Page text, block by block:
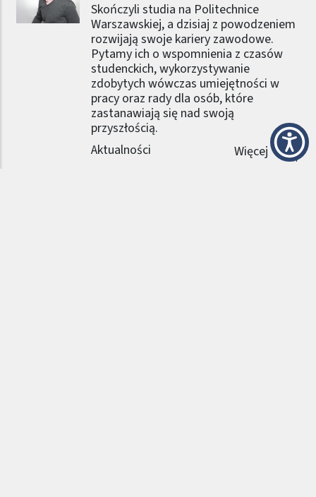
Skończyli studia na Politechnice
Warszawskiej, a dzisiaj z powodzeniem
rozwijają swoje kariery zawodowe.
Pytamy ich o wspomnienia z czasów
studenckich, wykorzystywanie
zdobytych wówczas umiejętności w
pracy oraz rady dla osób, które
zastanawiają się nad swoją
przyszłością.
Aktualności
Więcej-